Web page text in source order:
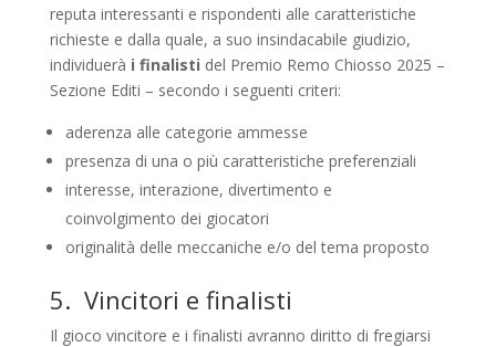
reputa interessanti e rispondenti alle caratteristiche
richieste e dalla quale, a suo insindacabile giudizio,
individuerà i finalisti del Premio Remo Chiosso 2025 –
Sezione Editi – secondo i seguenti criteri:
aderenza alle categorie ammesse
presenza di una o più caratteristiche preferenziali
interesse, interazione, divertimento e
coinvolgimento dei giocatori
originalità delle meccaniche e/o del tema proposto
5. Vincitori e finalisti
Il gioco vincitore e i finalisti avranno diritto di fregiarsi